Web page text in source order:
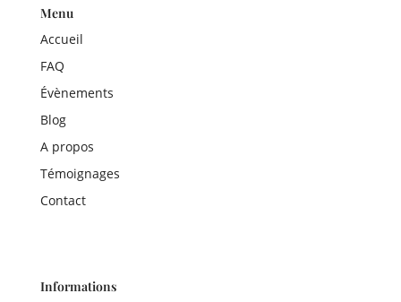
Menu
Accueil
FAQ
Évènements
Blog
A propos
Témoignages
Contact
Informations